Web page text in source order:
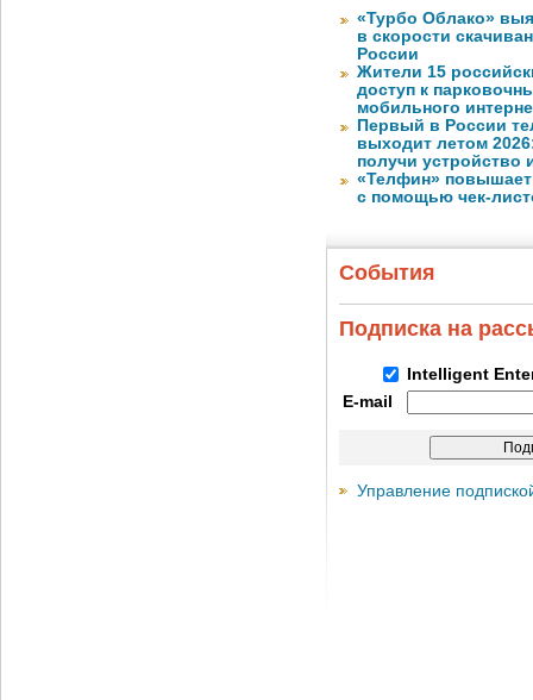
«Турбо Облако»
в скорости
России
Жители 15
доступ к
мобильного
Первый в России
выходит летом
получи устройство
«Телфин» повышает
с помощью чек-
События
Подписка на
Intelligent
E-mail
Управление